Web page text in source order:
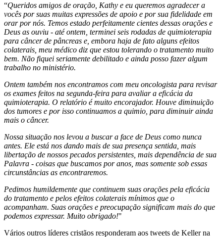
“Queridos amigos de oração, Kathy e eu queremos agradecer a
vocês por suas muitas expressões de apoio e por sua fidelidade em
orar por nós. Temos estado perfeitamente cientes dessas orações e
Deus as ouviu - até ontem, terminei seis rodadas de quimioterapia
para câncer de pâncreas e, embora haja de fato alguns efeitos
colaterais, meu médico diz que estou tolerando o tratamento muito
bem. Não fiquei seriamente debilitado e ainda posso fazer algum
trabalho no ministério.
Ontem também nos encontramos com meu oncologista para revisar
os exames feitos na segunda-feira para avaliar a eficácia da
quimioterapia. O relatório é muito encorajador. Houve diminuição
dos tumores e por isso continuamos a quimio, para diminuir ainda
mais o câncer.
Nossa situação nos levou a buscar a face de Deus como nunca
antes. Ele está nos dando mais de sua presença sentida, mais
libertação de nossos pecados persistentes, mais dependência de sua
Palavra - coisas que buscamos por anos, mas somente sob essas
circunstâncias as encontraremos.
Pedimos humildemente que continuem suas orações pela eficácia
do tratamento e pelos efeitos colaterais mínimos que o
acompanham. Suas orações e preocupação significam mais do que
podemos expressar. Muito obrigado!"
Vários outros líderes cristãos responderam aos tweets de Keller na